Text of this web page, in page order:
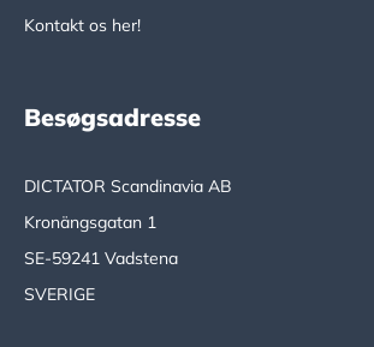
Kontakt os her!
Besøgsadresse
DICTATOR Scandinavia AB
Kronängsgatan 1
SE-59241 Vadstena
SVERIGE